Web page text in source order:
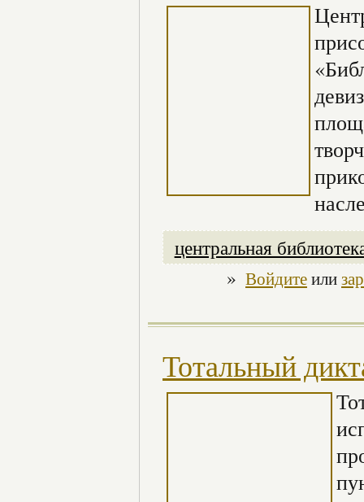
центральная
» Войдитеили
Тотальный